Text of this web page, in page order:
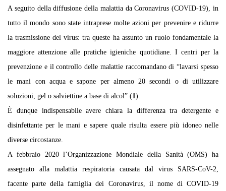
A seguito della diffusione della malattia da Coronavirus (COVID-19), in
tutto il mondo sono state intraprese molte azioni per prevenire e ridurre
la trasmissione del virus: tra queste ha assunto un ruolo fondamentale la
maggiore attenzione alle pratiche igieniche quotidiane. I centri per la
prevenzione e il controllo delle malattie raccomandano di “lavarsi spesso
le mani con acqua e sapone per almeno 20 secondi o di utilizzare
soluzioni, gel o salviettine a base di alcol” (1).
È dunque indispensabile avere chiara la differenza tra detergente e
disinfettante per le mani e sapere quale risulta essere più idoneo nelle
diverse circostanze.
A febbraio 2020 l’Organizzazione Mondiale della Sanità (OMS) ha
assegnato alla malattia respiratoria causata dal virus SARS-CoV-2,
facente parte della famiglia dei Coronavirus, il nome di COVID-19